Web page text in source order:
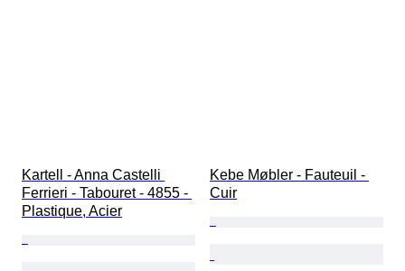
Kartell - Anna Castelli
Ferrieri - Tabouret - 4855 -
Plastique, Acier
Kebe Møbler - Fauteuil -
Cuir